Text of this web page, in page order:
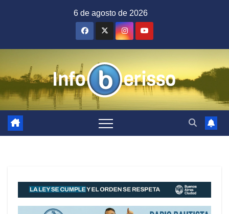
6 de agosto de 2026